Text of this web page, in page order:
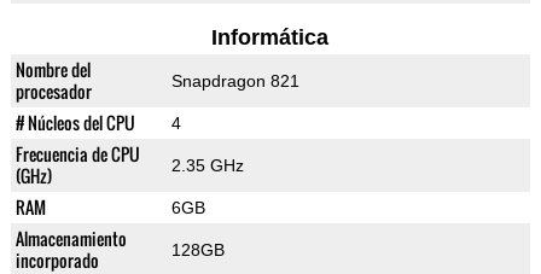
Informática
Nombre del
procesador
Snapdragon 821
# Núcleos del CPU 4
Frecuencia de CPU
(GHz)
2.35 GHz
RAM 6GB
Almacenamiento
incorporado
128GB